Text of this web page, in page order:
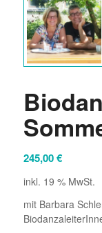
245,00€
inkl. 19 % MwSt.
mit Barbara